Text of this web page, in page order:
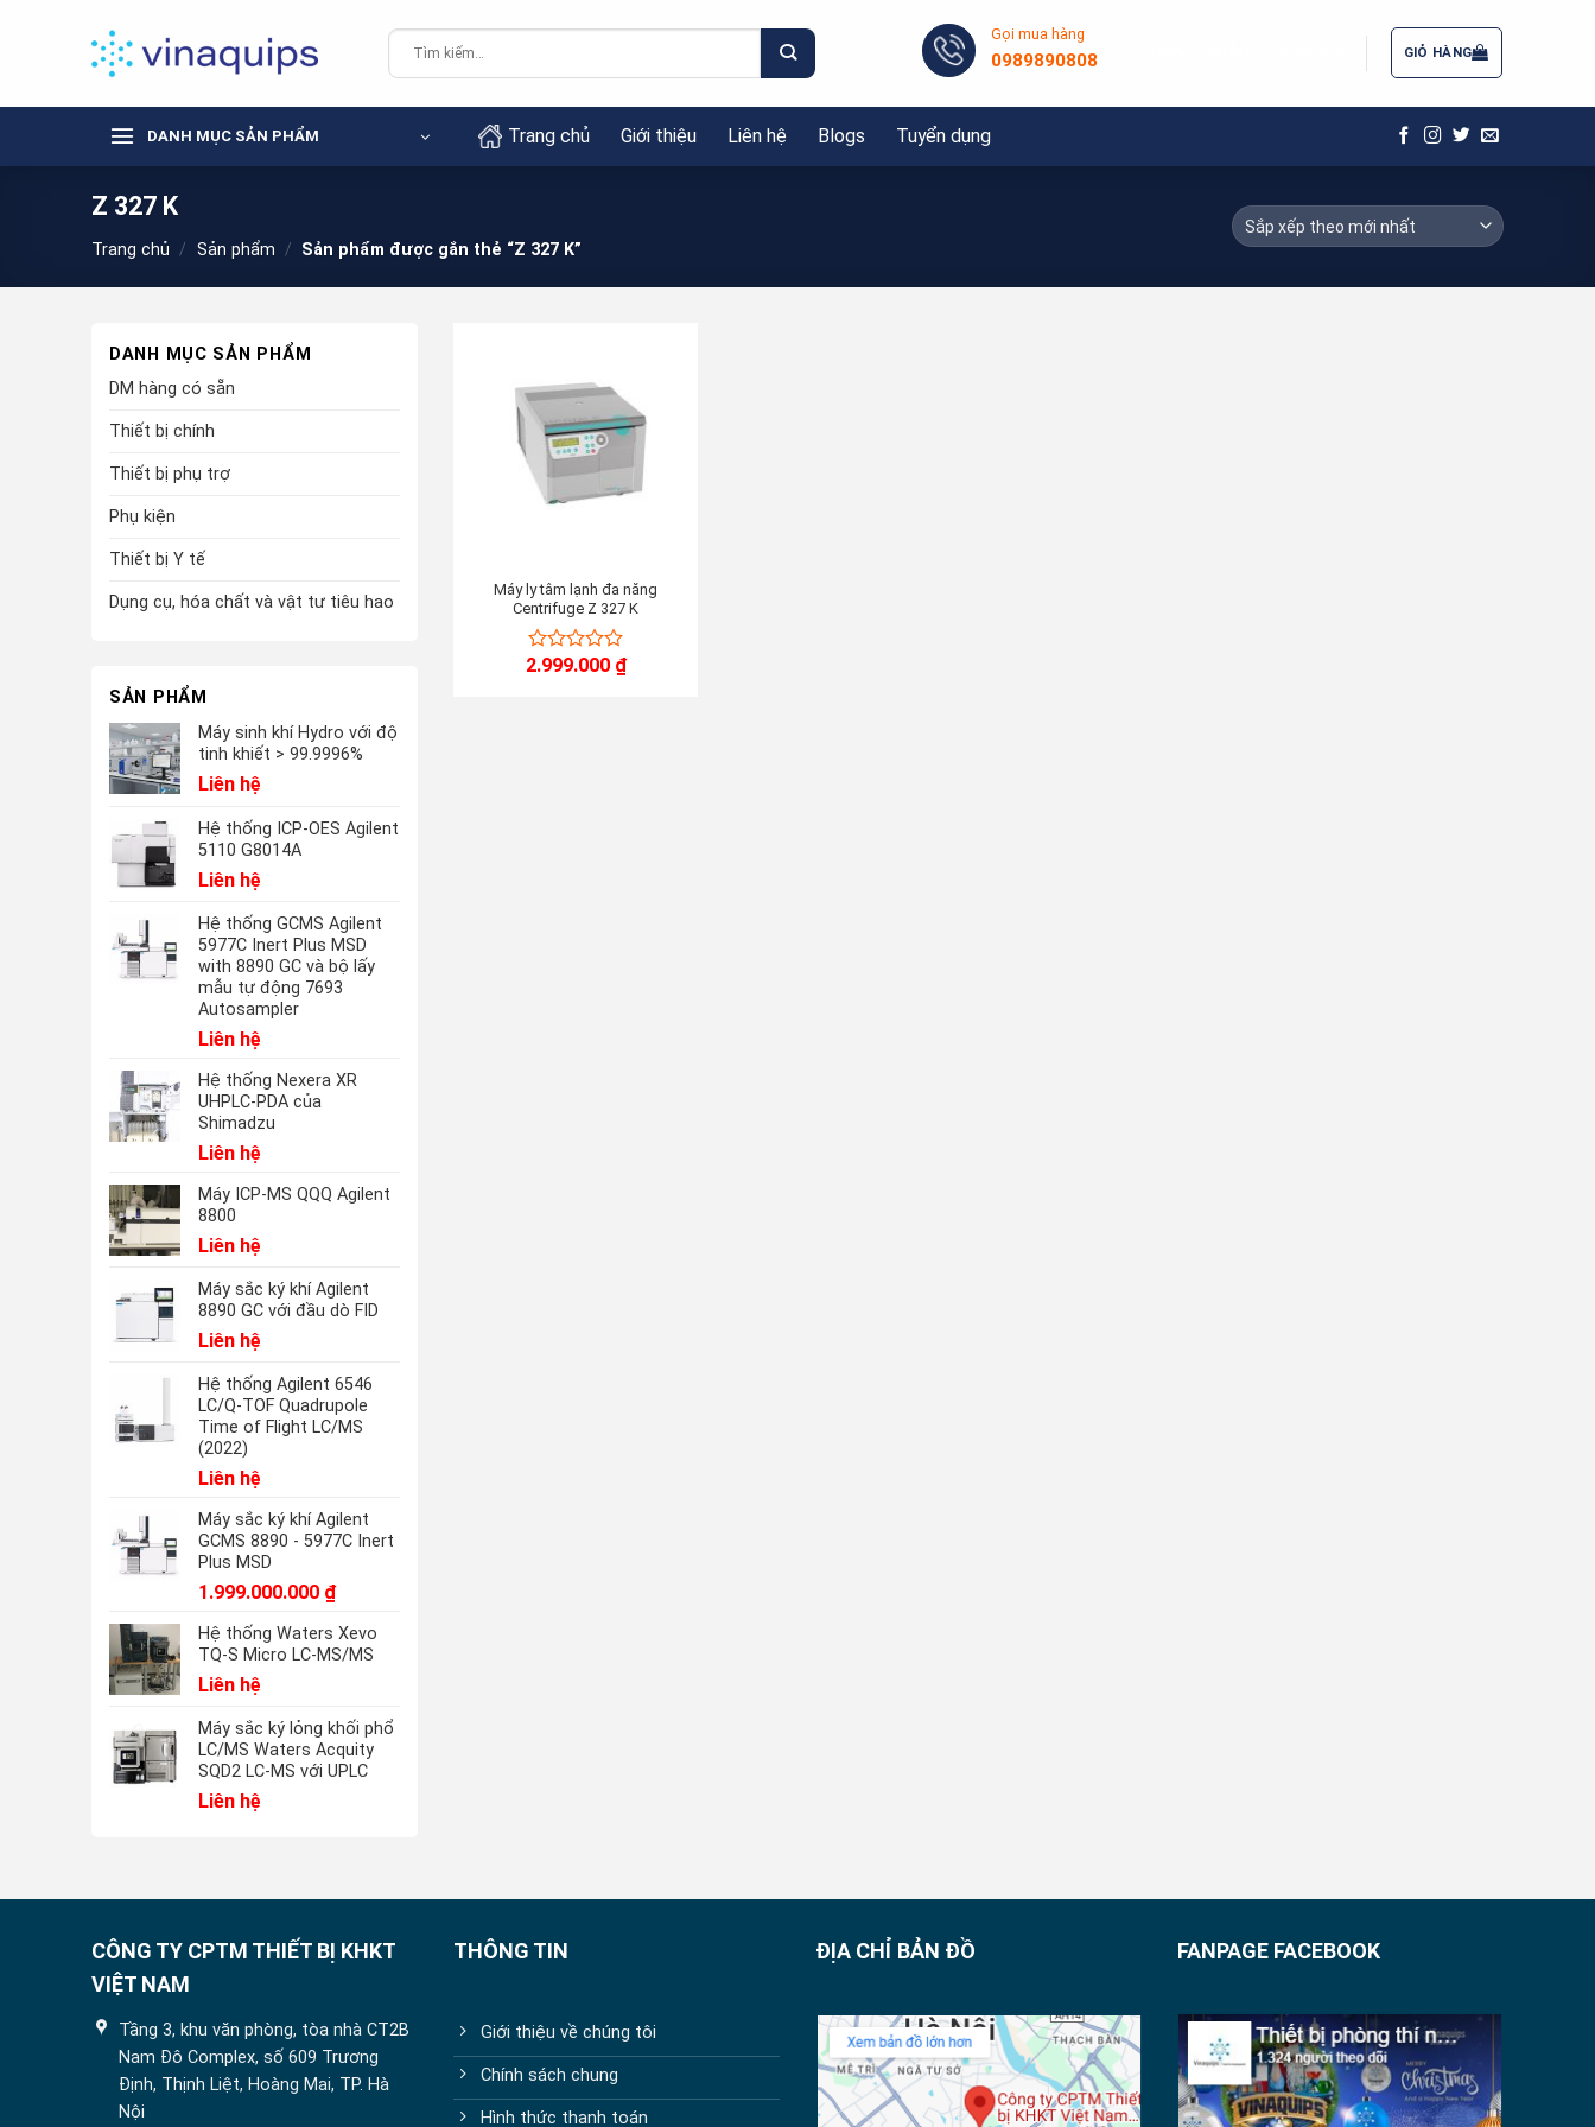
Tìm
kiếm:
Gọi mua hàng
0989890808 GIỎ HÀNG
DANH MỤC SẢN PHẨM Trang chủ Giới thiệu Liên hệ Blogs Tuyển dụng
Z 327 K
Trang chủ / Sản phẩm / Sản phẩm được gắn thẻ “Z 327 K”
DANH MỤC SẢN PHẨM
DM hàng có sẵn
Thiết bị chính
Thiết bị phụ trợ
Phụ kiện
Thiết bị Y tế
Dụng cụ, hóa chất và vật tư tiêu hao
SẢN PHẨM
Máy sinh khí Hydro với độ
tinh khiết > 99.9996%
Liên hệ
Hệ thống ICP-OES Agilent
5110 G8014A
Liên hệ
Hệ thống GCMS Agilent
5977C Inert Plus MSD
with 8890 GC và bộ lấy
mẫu tự động 7693
Autosampler
Liên hệ
Hệ thống Nexera XR
UHPLC-PDA của
Shimadzu
Liên hệ
Máy ICP-MS QQQ Agilent
8800
Liên hệ
Máy sắc ký khí Agilent
8890 GC với đầu dò FID
Liên hệ
Hệ thống Agilent 6546
LC/Q-TOF Quadrupole
Time of Flight LC/MS
(2022)
Liên hệ
Máy sắc ký khí Agilent
GCMS 8890 - 5977C Inert
Plus MSD
1.999.000.000 ₫
Hệ thống Waters Xevo
TQ-S Micro LC-MS/MS
Liên hệ
Máy sắc ký lỏng khối phổ
LC/MS Waters Acquity
SQD2 LC-MS với UPLC
Liên hệ
Máy ly tâm lạnh đa năng
Centrifuge Z 327 K
0
2.999.000 ₫
CÔNG TY CPTM THIẾT BỊ KHKT
VIỆT NAM
Tầng 3, khu văn phòng, tòa nhà CT2B
Nam Đô Complex, số 609 Trương
Định, Thịnh Liệt, Hoàng Mai, TP. Hà
Nội
THÔNG TIN
Giới thiệu về chúng tôi
Chính sách chung
Hình thức thanh toán
ĐỊA CHỈ BẢN ĐỒ FANPAGE FACEBOOK